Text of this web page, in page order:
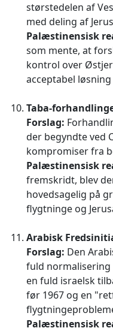
størstedelen af
med deling af
Palæstinensisk
som mente, at
kontrol over
acceptabel
Taba-
Forslag:
der begyndte ved
kompromiser fra
Palæstinensisk
fremskridt, blev
hovedsagelig på
flygtninge og
Arabisk
Forslag: Den
fuld
en fuld israelsk
før 1967 og en
Palæstinensisk